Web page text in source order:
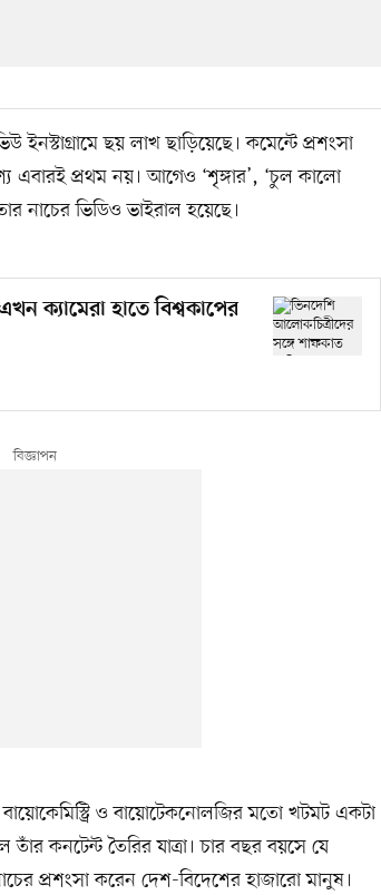
ছয় লাখ ছাড়িয়েছে। কমেন্টে প্রশংসা
এবারই প্রথম নয়। আগেও ‘শৃঙ্গার’, ‘চুল কালো
নাচের ভিডিও ভাইরাল হয়েছে।
ক্যামেরা হাতে বিশ্বকাপের
ও বায়োটেকনোলজির মতো খটমট একটা
কনটেন্ট তৈরির যাত্রা। চার বছর বয়সে যে
প্রশংসা করেন দেশ-বিদেশের হাজারো মানুষ।